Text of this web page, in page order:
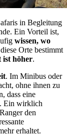
in Begleitung
Ein Vorteil ist,
wissen, wo
Orte bestimmt
ist höher.
. Im Minibus oder
ohne ihnen zu
dass eine
Ein wirklich
den
erhaltet.